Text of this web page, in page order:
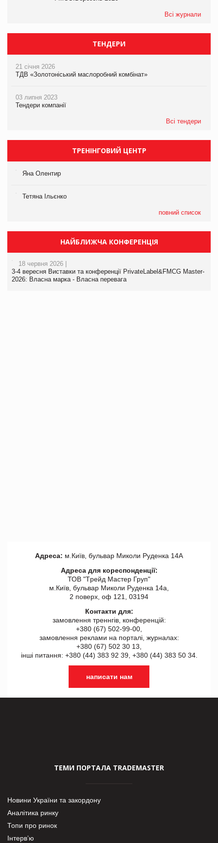
Всі журнали
ТЕНДЕРИ
21 січня 2026
ТДВ «Золотоніський маслоробний комбінат»
03 липня 2023
Тендери компанії
Всі тендери
ТРЕНІНГОВИЙ ЦЕНТР
Яна Олентир
Тетяна Ільєнко
повний список
НАЙБЛИЖЧА КОНФЕРЕНЦІЯ
18 червня 2026 |
3-4 вересня Виставки та конференції PrivateLabel&FMCG Master-
2026: Власна марка - Власна перевага
Адреса: м.Київ, бульвар Миколи Руденка 14А
Адреса для кореспонденції:
ТОВ "Tрейд Мастер Груп"
м.Київ, бульвар Миколи Руденка 14а,
2 поверх, оф 121, 03194
Контакти для:
замовлення треннгів, конференцій:
+380 (67) 502-99-00,
замовлення реклами на порталі, журналах:
+380 (67) 502 30 13,
інші питання: +380 (44) 383 92 39, +380 (44) 383 50 34.
написати нам
ТЕМИ ПОРТАЛА TRADEMASTER
Новини України та закордону
Аналітика ринку
Топи про ринок
Інтерв’ю